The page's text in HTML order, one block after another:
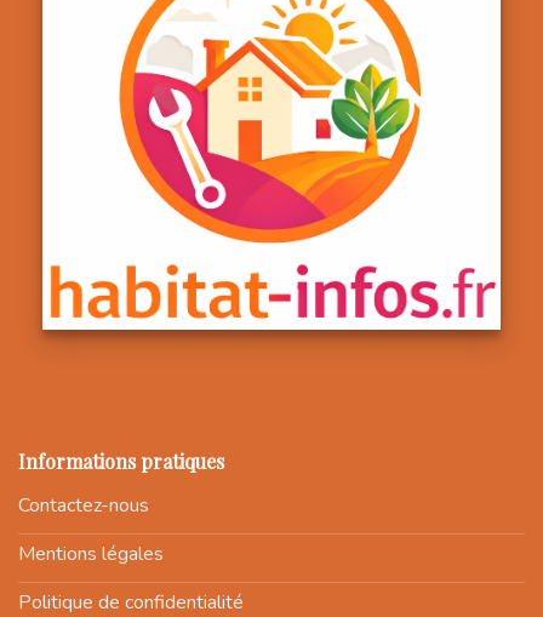
Informations pratiques
Contactez-nous
Mentions légales
Politique de confidentialité